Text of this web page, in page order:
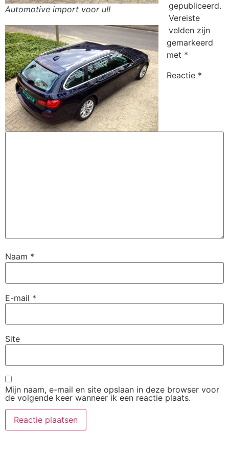
Automotive import voor u!!
gepubliceerd.
Vereiste
velden zijn
gemarkeerd
met *
Reactie *
Naam *
E-mail *
Site
Mijn naam, e-mail en site opslaan in deze browser voor
de volgende keer wanneer ik een reactie plaats.